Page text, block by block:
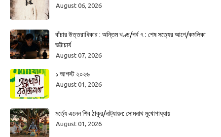
August 06, 2026
বাঁচার উত্তরাধিকার : অন্তিম খণ্ড/পর্ব ৭ : শেষ সত্যের আগে/কমলিকা
ভট্টাচার্য
August 07, 2026
১ আগস্ট ২০২৬
August 01, 2026
মর্ত্যে এলেন শিব ঠাকুর/নাট্যায়ন: সোমনাথ মুখোপাধ্যায়
August 01, 2026